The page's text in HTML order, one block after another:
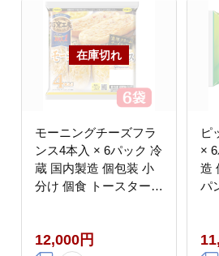
モーニングチーズフラ
ンス4本入 × 6パック 冷
蔵 国内製造 個包装 小
分け 個食 トースター
食 おやつ 濃厚 クリー
12,000円
ピ
×
造
パ
ー